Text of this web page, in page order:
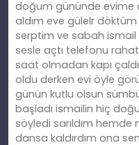
doğum gününde evime
aldım eve gülelr
serptim ve sabah ismail
sesle açtı telefonu
saat olmadan kapı
oldu derken evi öyle
günün kutlu olsun
başladı ismailin hiç
söyledi sarıldım hemde
dansa kaldırdım ona